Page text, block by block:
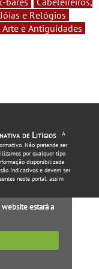
Jóias e Relógios
Arte e Antiguidades
de Litígios
A
Não pretende ser
por qualquer tipo
disponibilizada
indicativos e devem ser
neste portal, assim
estará a